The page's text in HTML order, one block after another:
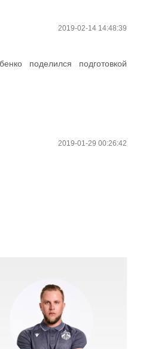
2019-02-14 14:48:39
поделился подготовкой
2019-01-29 00:26:42